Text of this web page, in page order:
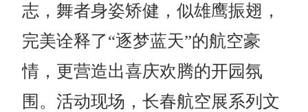
志，舞者身姿矫健，似雄鹰振翅，
完美诠释了“逐梦蓝天”的航空豪
情，更营造出喜庆欢腾的开园氛
围。活动现场，长春航空展系列文